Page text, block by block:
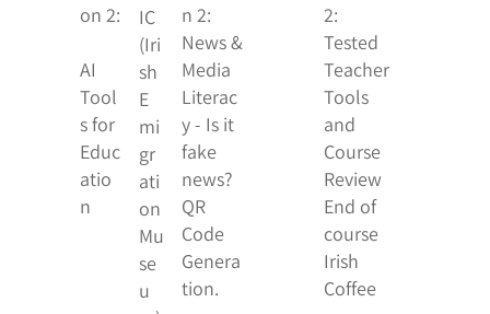
IC
(Iri
sh
E
mi
gr
ati
on
Mu
se
u
on 2:
AI
Tool
s for
Educ
atio
n
n 2:
News &
Media
Literac
y - Is it
fake
news?
QR
Code
Genera
tion.
2:
Tested
Teacher
Tools
and
Course
Review
End of
course
Irish
Coffee